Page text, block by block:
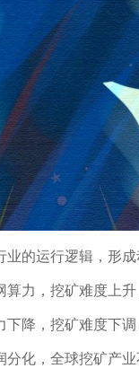
的运行逻辑，形
力，挖矿难度上
降，挖矿难度下
化，全球挖矿产